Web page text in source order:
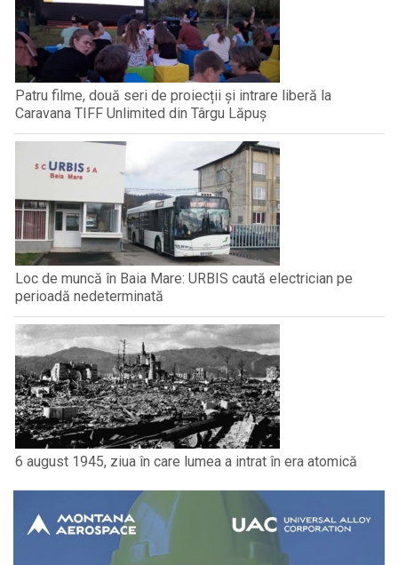
Patru filme, două seri de proiecții și intrare liberă la
Caravana TIFF Unlimited din Târgu Lăpuș
Loc de muncă în Baia Mare: URBIS caută electrician pe
perioadă nedeterminată
6 august 1945, ziua în care lumea a intrat în era atomică